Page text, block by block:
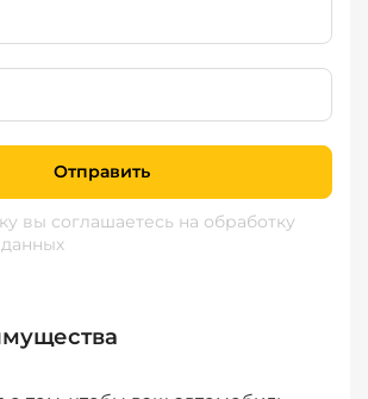
Отправить
вы соглашаетесь на обработку